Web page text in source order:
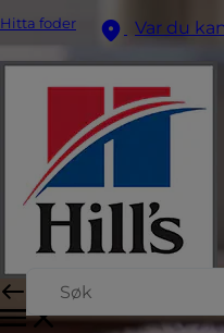
Hitta foder Var du